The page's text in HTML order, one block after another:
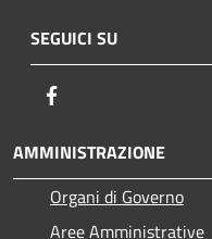
SEGUICI SU
AMMINISTRAZIONE
Organi di Governo
Aree Amministrative